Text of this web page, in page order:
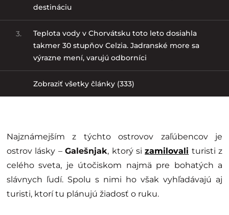
destináciu
3.
Teplota vody v Chorvátsku toto leto dosiahla
takmer 30 stupňov Celzia. Jadranské more sa
výrazne mení, varujú odborníci
Zobraziť všetky články (333)
Najznámejším z týchto ostrovov zaľúbencov je
ostrov lásky –Galešnjak, ktorý sizamilovali turisti z
celého sveta, je útočiskom najmä pre bohatých a
slávnych ľudí. Spolu s nimi ho však vyhľadávajú aj
turisti, ktorí tu plánujú žiadosť o ruku.